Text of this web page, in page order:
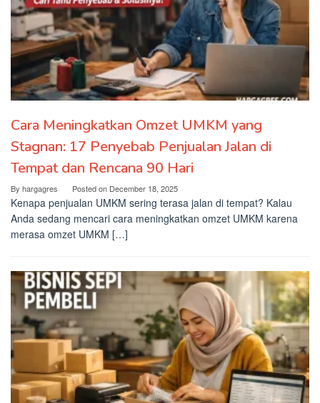
Cara Meningkatkan Omzet UMKM yang
Stagnan: 17 Penyebab Penjualan Jalan di
Tempat dan Rencana 90 Hari
By hargagres Posted on December 18, 2025
Kenapa penjualan UMKM sering terasa jalan di tempat? Kalau
Anda sedang mencari cara meningkatkan omzet UMKM karena
merasa omzet UMKM […]